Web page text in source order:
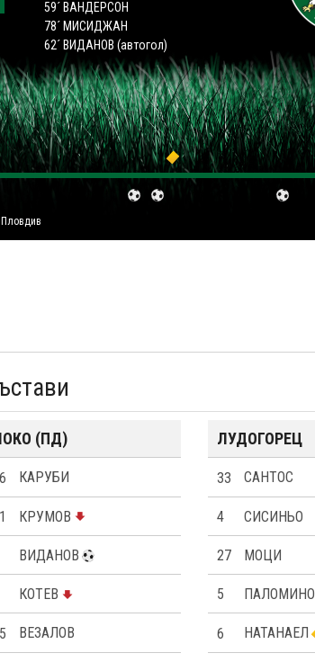
59´ ВАНДЕРСОН
78´ МИСИДЖАН
62´ ВИДАНОВ(автогол)
(ПД)
КАРУБИ
КРУМОВ
ВИДАНОВ
КОТЕВ
ВЕЗАЛОВ
ЛУДОГОРЕЦ
33 САНТОС
4 СИСИНЬО
27 МОЦИ
5 ПАЛОМИНО
6 НАТАНАЕЛ